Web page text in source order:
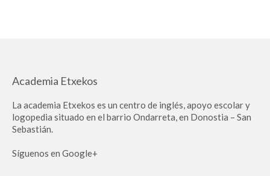
Academia Etxekos
La academia Etxekos es un centro de inglés, apoyo escolar y
logopedia situado en el barrio Ondarreta, en Donostia – San
Sebastián.
Síguenos en Google+